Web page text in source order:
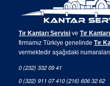
Tır Kantarı Servisi veTır
firmamız Türkiye genelindeTır
vermektedir aşağıdaki
0 (232) 332 09 41
0 (322) 911 07 410 (216) 606 32 62